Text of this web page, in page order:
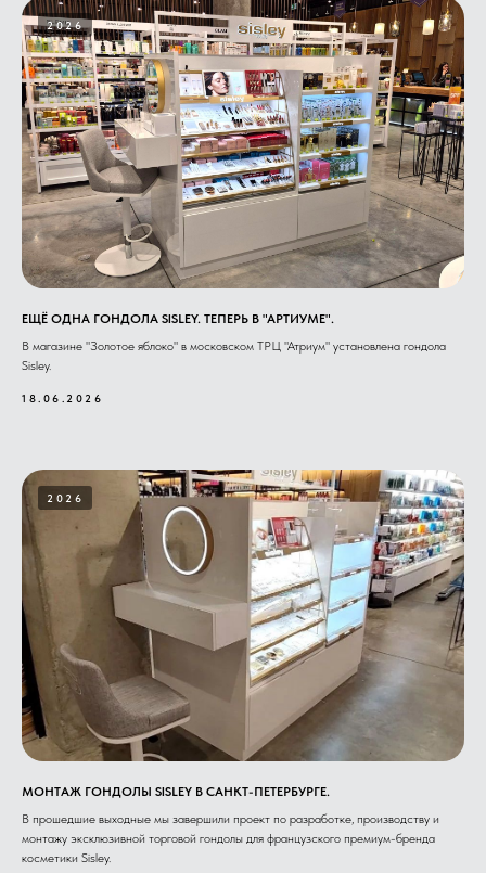
2026
ЕЩЁ ОДНА ГОНДОЛА SISLEY. ТЕПЕРЬ В "АРТИУМЕ".
В магазине "Золотое яблоко" в московском ТРЦ "Атриум" установлена гондола
Sisley.
18.06.2026
2026
МОНТАЖ ГОНДОЛЫ SISLEY В САНКТ-ПЕТЕРБУРГЕ.
В прошедшие выходные мы завершили проект по разработке, производству и
монтажу эксклюзивной торговой гондолы для французского премиум-бренда
косметики Sisley.